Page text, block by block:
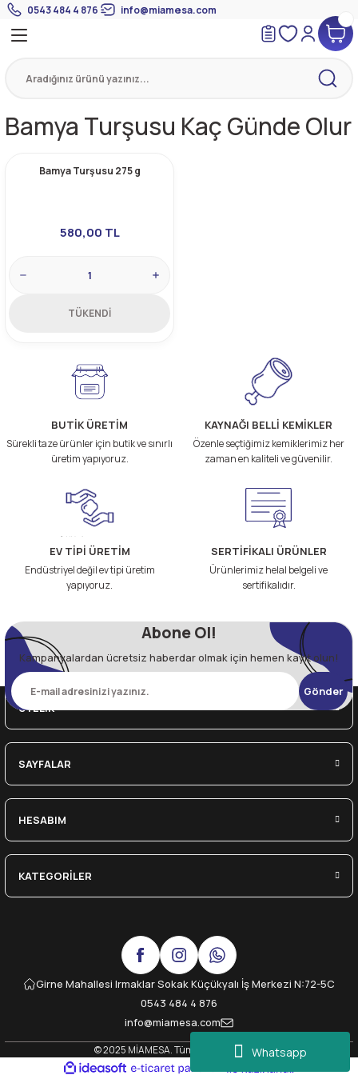
Whatsapp
0543 484 4 876 info@miamesa.com
Bamya Turşusu Kaç Günde Olur
Bamya Turşusu 275 g
580,00 TL
TÜKENDİ
BUTİK ÜRETİM
Sürekli taze ürünler için butik ve sınırlı
üretim yapıyoruz.
KAYNAĞI BELLİ KEMİKLER
Özenle seçtiğimiz kemiklerimiz her
zaman en kaliteli ve güvenilir.
EV TİPİ ÜRETİM
Endüstriyel değil ev tipi üretim
yapıyoruz.
SERTİFİKALI ÜRÜNLER
Ürünlerimiz helal belgeli ve
sertifikalıdır.
Abone Ol!
Kampanyalardan ücretsiz haberdar olmak için hemen kayıt olun!
Gönder
ÜYELİK
SAYFALAR
HESABIM
KATEGORİLER
Girne Mahallesi Irmaklar Sokak Küçükyalı İş Merkezi N:72-5C
0543 484 4 876
info@miamesa.com
© 2025 MİAMESA. Tüm Hakları Saklıdır.
ideasoft